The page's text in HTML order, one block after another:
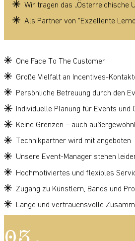
One Face To The Customer
Große Vielfalt an Incentives-
Persönliche Betreuung durch den
Individuelle Planung für Events und
Keine Grenzen – auch
Technikpartner wird mit angeboten
Unsere Event-Manager stehen
Hochmotiviertes und flexibles
Zugang zu Künstlern, Bands und
Lange und vertrauensvolle
Wir tragen das „Österreichische
Als Partner von “Exzellente